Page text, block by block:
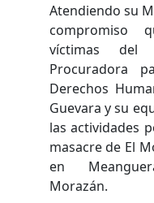
Atendiendo su
compromiso
víctimas del
Procuradora
Derechos
Guevara y su
las actividades
masacre de El
en
Morazán.